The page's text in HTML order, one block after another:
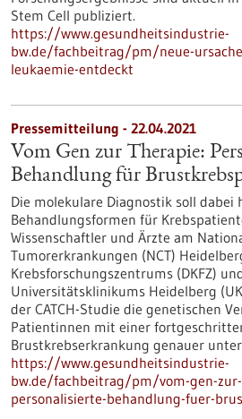
Stem Cell publiziert.
https://www.gesundheitsindustrie-
bw.de/fachbeitrag/pm/neue-
leukaemie-entdeckt
Pressemitteilung - 22.04.2021
Vom Gen zur Therapie:
Behandlung für
Die molekulare Diagnostik soll dabei
Behandlungsformen für
Wissenschaftler und Ärzte am
Tumorerkrankungen (NCT)
Krebsforschungszentrums (DKFZ)
Universitätsklinikums Heidelberg
der CATCH-Studie die genetischen
Patientinnen mit einer
Brustkrebserkrankung genauer
https://www.gesundheitsindustrie-
bw.de/fachbeitrag/pm/vom-gen-
personalisierte-behandlung-fuer-